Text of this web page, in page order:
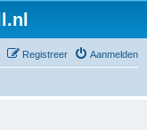
Aanmelden
Registreer